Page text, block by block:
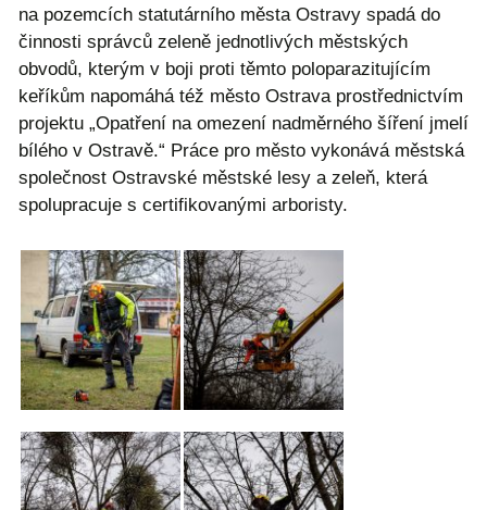
na pozemcích statutárního města Ostravy spadá do
činnosti správců zeleně jednotlivých městských
obvodů, kterým v boji proti těmto poloparazitujícím
keříkům napomáhá též město Ostrava prostřednictvím
projektu „Opatření na omezení nadměrného šíření jmelí
bílého v Ostravě.“ Práce pro město vykonává městská
společnost Ostravské městské lesy a zeleň, která
spolupracuje s certifikovanými arboristy.